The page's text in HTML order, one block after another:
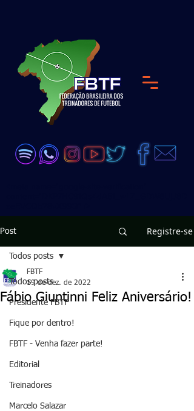
Post Registre-se
Todos posts
Presidente FBTF
Fique por dentro!
FBTF - Venha fazer parte!
Editorial
Treinadores
Marcelo Salazar
Todos posts
Fábio Giuntinni Feliz Aniversário!
FBTF
19 de dez. de 2022